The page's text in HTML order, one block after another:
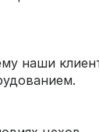
наши